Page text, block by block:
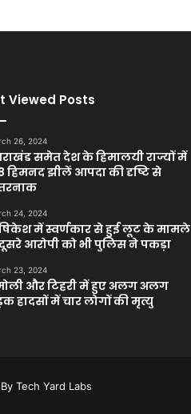
Viewed Posts
26, 2024
समेत देश के हिमालयी राज्यों में
हिमनद झीलें आपदा की दृष्टि से
24, 2024
में स्वर्णकार से हुई लूट के मामले
आरोपी को भी पुलिस ने पकड़ा
23, 2024
और टिहरी में हुए अलग अलग
हादसों में चार लोगों की मृत्यु
Tech Yard Labs